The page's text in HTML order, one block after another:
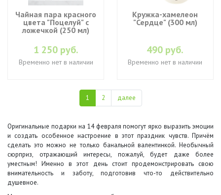
Чайная пара красного
цвета "Поцелуй" с
ложечкой (250 мл)
1 250 руб.
Временно нет в наличии
Кружка-хамелеон
"Сердце" (300 мл)
490 руб.
Временно нет в наличии
1 2 далее
Оригинальные подарки на 14 февраля помогут ярко выразить эмоции
и создать особенное настроение в этот праздник чувств. Причём
сделать это можно не только банальной валентинкой. Необычный
сюрприз, отражающий интересы, пожалуй, будет даже более
уместным! Именно в этот день стоит продемонстрировать свою
внимательность и заботу, подготовив что-то действительно
душевное.